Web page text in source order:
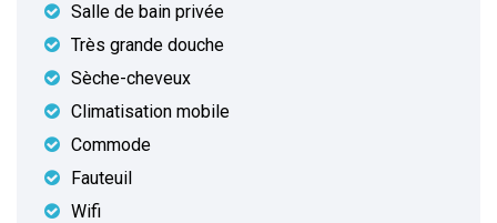
Salle de bain privée
Très grande douche
Sèche-cheveux
Climatisation mobile
Commode
Fauteuil
Wifi